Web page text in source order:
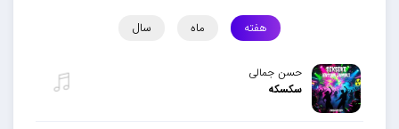
هفته ماه سال
حسن جمالی
سکسکه